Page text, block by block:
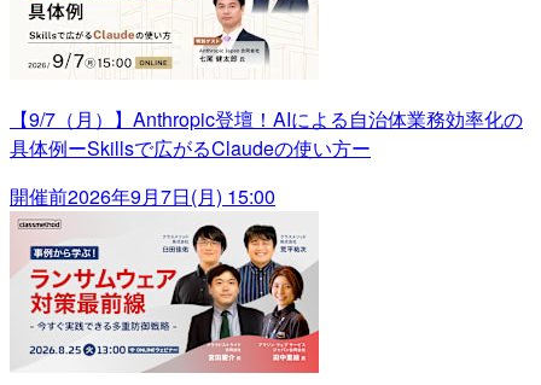
【9/7（月）】Anthropic登壇！AIによる自治体業務効率化の
具体例ーSkillsで広がるClaudeの使い方ー
開催前2026年9月7日(月) 15:00